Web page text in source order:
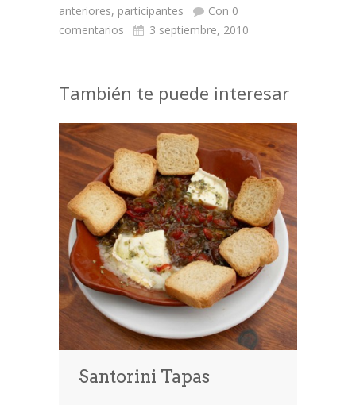
anteriores, participantes
Con 0
comentarios
3 septiembre, 2010
También te puede interesar
Santorini Tapas